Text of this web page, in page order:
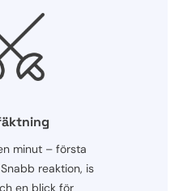
minut – första
reaktion, is
en blick för